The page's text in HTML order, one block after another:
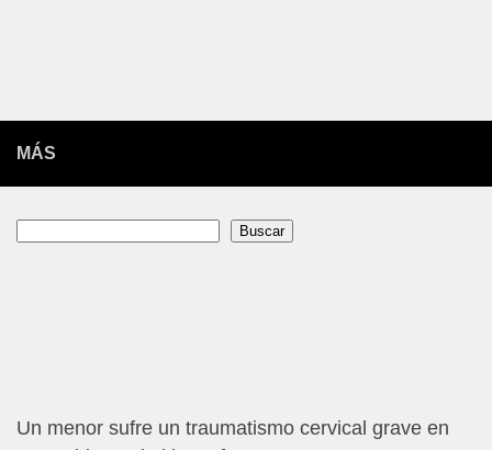
MÁS
Buscar
Un menor sufre un traumatismo cervical grave en